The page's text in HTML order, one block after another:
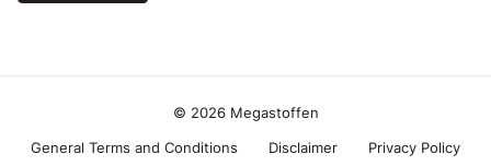
© 2026 Megastoffen
General Terms and Conditions
Disclaimer Privacy Policy